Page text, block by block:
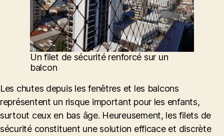
Un filet de sécurité renforcé sur un
balcon
Les chutes depuis les fenêtres et les balcons
représentent un risque important pour les enfants,
surtout ceux en bas âge. Heureusement, les filets de
sécurité constituent une solution efficace et discrète